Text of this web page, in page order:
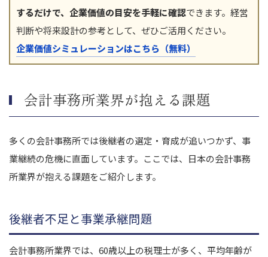
するだけで、企業価値の目安を手軽に確認できます。経営
判断や将来設計の参考として、ぜひご活用ください。
企業価値シミュレーションはこちら（無料）
会計事務所業界が抱える課題
多くの会計事務所では後継者の選定・育成が追いつかず、事
業継続の危機に直面しています。ここでは、日本の会計事務
所業界が抱える課題をご紹介します。
後継者不足と事業承継問題
会計事務所業界では、60歳以上の税理士が多く、平均年齢が